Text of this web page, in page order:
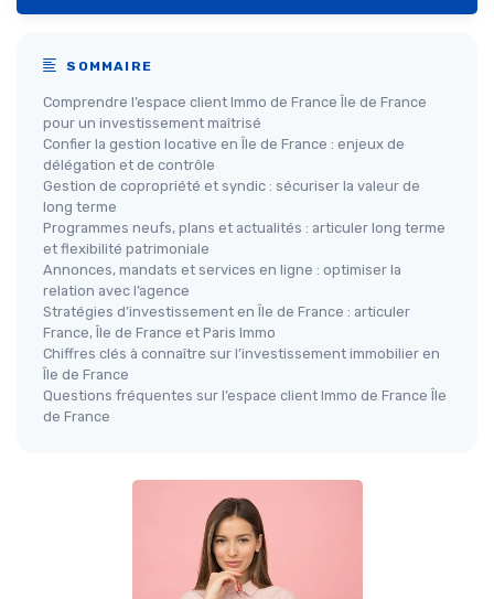
SOMMAIRE
Comprendre l’espace client Immo de France Île de France
pour un investissement maîtrisé
Confier la gestion locative en Île de France : enjeux de
délégation et de contrôle
Gestion de copropriété et syndic : sécuriser la valeur de
long terme
Programmes neufs, plans et actualités : articuler long terme
et flexibilité patrimoniale
Annonces, mandats et services en ligne : optimiser la
relation avec l’agence
Stratégies d’investissement en Île de France : articuler
France, Île de France et Paris Immo
Chiffres clés à connaître sur l’investissement immobilier en
Île de France
Questions fréquentes sur l’espace client Immo de France Île
de France